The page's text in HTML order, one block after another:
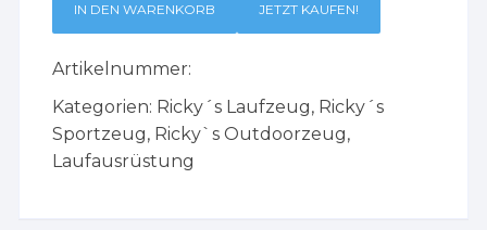
IN DEN WARENKORB JETZT KAUFEN!
Artikelnummer:
Kategorien: Ricky´s Laufzeug, Ricky´s
Sportzeug, Ricky`s Outdoorzeug,
Laufausrüstung